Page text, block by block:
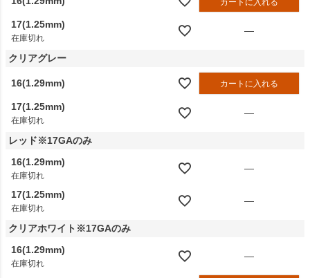
17(1.25mm)
在庫切れ
—
クリアグレー
16(1.29mm) カートに入れる
17(1.25mm)
在庫切れ
—
レッド※17GAのみ
16(1.29mm)
在庫切れ
—
17(1.25mm)
在庫切れ
—
クリアホワイト※17GAのみ
16(1.29mm)
在庫切れ
—